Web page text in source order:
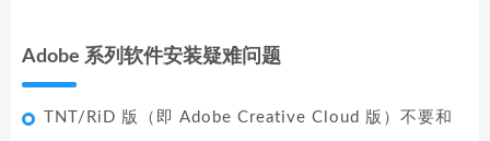
Adobe 系列软件安装疑难问题
TNT/RiD 版（即 Adobe Creative Cloud 版）不要和